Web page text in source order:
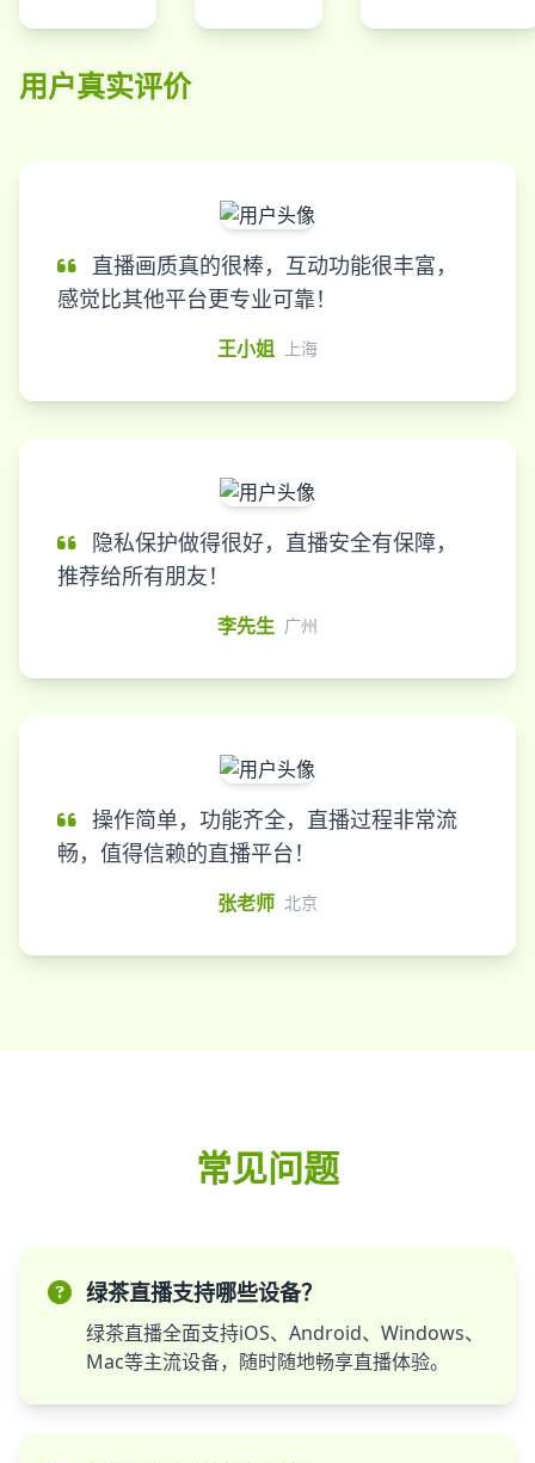
用户真实评价
直播画质真的很棒，互动功能很丰富，
感觉比其他平台更专业可靠！
王小姐 上海
隐私保护做得很好，直播安全有保障，
推荐给所有朋友！
李先生 广州
操作简单，功能齐全，直播过程非常流
畅，值得信赖的直播平台！
张老师 北京
常见问题
绿茶直播支持哪些设备？
绿茶直播全面支持iOS、Android、Windows、
Mac等主流设备，随时随地畅享直播体验。